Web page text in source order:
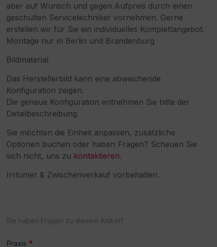
aber auf Wunsch und gegen Aufpreis durch einen
geschulten Servicetechniker vornehmen. Gerne
erstellen wir für Sie ein individuelles Komplettangebot.
Montage nur in Berlin und Brandenburg
Bildmaterial
Das Herstellerbild kann eine abweichende
Konfiguration zeigen.
Die genaue Konfiguration entnehmen Sie bitte der
Detailbeschreibung.
Sie möchten die Einheit anpassen, zusätzliche
Optionen buchen oder haben Fragen? Scheuen Sie
sich nicht, uns zu kontaktieren.
Irrtümer & Zwischenverkauf vorbehalten.
Sie haben Fragen zu diesem Artikel?
Praxis *